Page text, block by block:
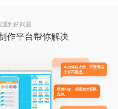
遇到的问题
作平台帮你解决